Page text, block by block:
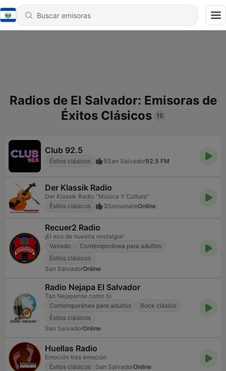
Radios de El Salvador: Emisoras de
Éxitos Clásicos
15
Club 92.5
Éxitos clásicos 5San Salvador92.5 FM
Der Klassik Radio
Der Klassik Radio "Música Y Cultura"
Éxitos clásicos
3SonsonateOnline
Recuer2 Radio
¡El eco de nuestra nostalgia!
Variado
Contemporánea para adultos
Éxitos clásicos
San SalvadorOnline
Radio Nejapa El Salvador
Tan Nejapense como tú
Contemporánea para adultos
Rock clásico
Éxitos clásicos
San SalvadorOnline
Huellas Radio
Emoción tras emoción
Éxitos clásicos
San SalvadorOnline